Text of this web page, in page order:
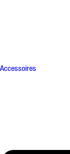
Accessoires